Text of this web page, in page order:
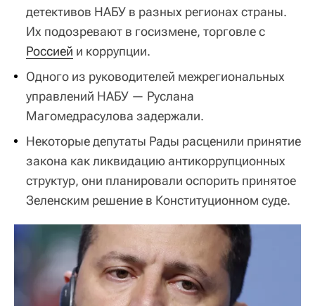
детективов НАБУ в разных регионах страны.
Их подозревают в госизмене, торговле с
Россией и коррупции.
Одного из руководителей межрегиональных
управлений НАБУ — Руслана
Магомедрасулова задержали.
Некоторые депутаты Рады расценили принятие
закона как ликвидацию антикоррупционных
структур, они планировали оспорить принятое
Зеленским решение в Конституционном суде.